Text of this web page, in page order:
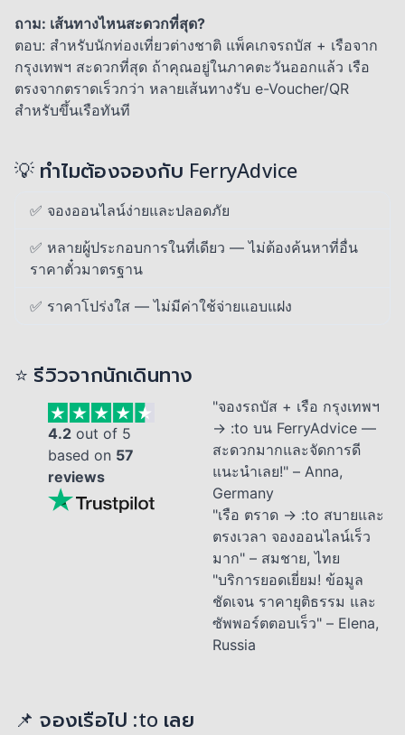
ถาม: เส้นทางไหนสะดวกที่สุด?
ตอบ: สำหรับนักท่องเที่ยวต่างชาติ แพ็คเกจรถบัส + เรือจาก
กรุงเทพฯ สะดวกที่สุด ถ้าคุณอยู่ในภาคตะวันออกแล้ว เรือ
ตรงจากตราดเร็วกว่า หลายเส้นทางรับ e-Voucher/QR
สำหรับขึ้นเรือทันที
💡 ทำไมต้องจองกับ FerryAdvice
✅ จองออนไลน์ง่ายและปลอดภัย
✅ หลายผู้ประกอบการในที่เดียว — ไม่ต้องค้นหาที่อื่น
ราคาตั๋วมาตรฐาน
✅ ราคาโปร่งใส — ไม่มีค่าใช้จ่ายแอบแฝง
⭐ รีวิวจากนักเดินทาง
4.2 out of 5
based on 57
reviews
"จองรถบัส + เรือ กรุงเทพฯ
→ :to บน FerryAdvice —
สะดวกมากและจัดการดี
แนะนำเลย!" – Anna,
Germany
"เรือ ตราด → :to สบายและ
ตรงเวลา จองออนไลน์เร็ว
มาก" – สมชาย, ไทย
"บริการยอดเยี่ยม! ข้อมูล
ชัดเจน ราคายุติธรรม และ
ซัพพอร์ตตอบเร็ว" – Elena,
Russia
📌 จองเรือไป :to เลย